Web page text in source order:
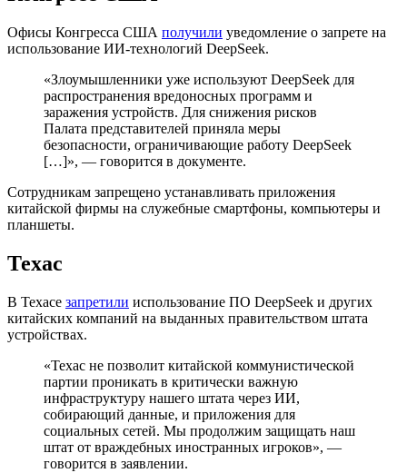
Офисы Конгресса США получили уведомление о запрете на
использование ИИ-технологий DeepSeek.
«Злоумышленники уже используют DeepSeek для
распространения вредоносных программ и
заражения устройств. Для снижения рисков
Палата представителей приняла меры
безопасности, ограничивающие работу DeepSeek
[…]», — говорится в документе.
Сотрудникам запрещено устанавливать приложения
китайской фирмы на служебные смартфоны, компьютеры и
планшеты.
Техас
В Техасе запретили использование ПО DeepSeek и других
китайских компаний на выданных правительством штата
устройствах.
«Техас не позволит китайской коммунистической
партии проникать в критически важную
инфраструктуру нашего штата через ИИ,
собирающий данные, и приложения для
социальных сетей. Мы продолжим защищать наш
штат от враждебных иностранных игроков», —
говорится в заявлении.